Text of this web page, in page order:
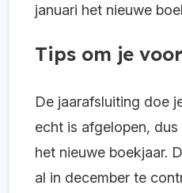
januari het nieuwe
Tips om je
De jaarafsluiting doe
echt is afgelopen,
het nieuwe boekjaar.
al in december te